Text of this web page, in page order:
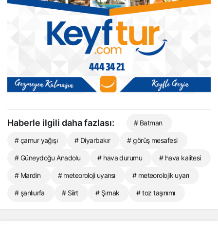
Haberle ilgili daha fazlası: # Batman
# çamur yağışı # Diyarbakır # görüş mesafesi
# Güneydoğu Anadolu # hava durumu # hava kalitesi
# Mardin # meteoroloji uyarısı # meteorolojik uyarı
# şanlıurfa # Siirt # Şırnak # toz taşınımı